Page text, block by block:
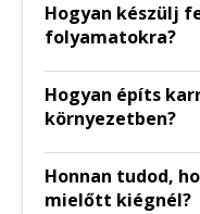
Hogyan készülj
folyamatokra?
Hogyan építs
környezetben?
Honnan tudod,
mielőtt kiégnél?